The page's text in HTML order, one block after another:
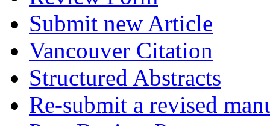
Submit new Article
Vancouver Citation
Structured Abstracts
Re-submit a revised